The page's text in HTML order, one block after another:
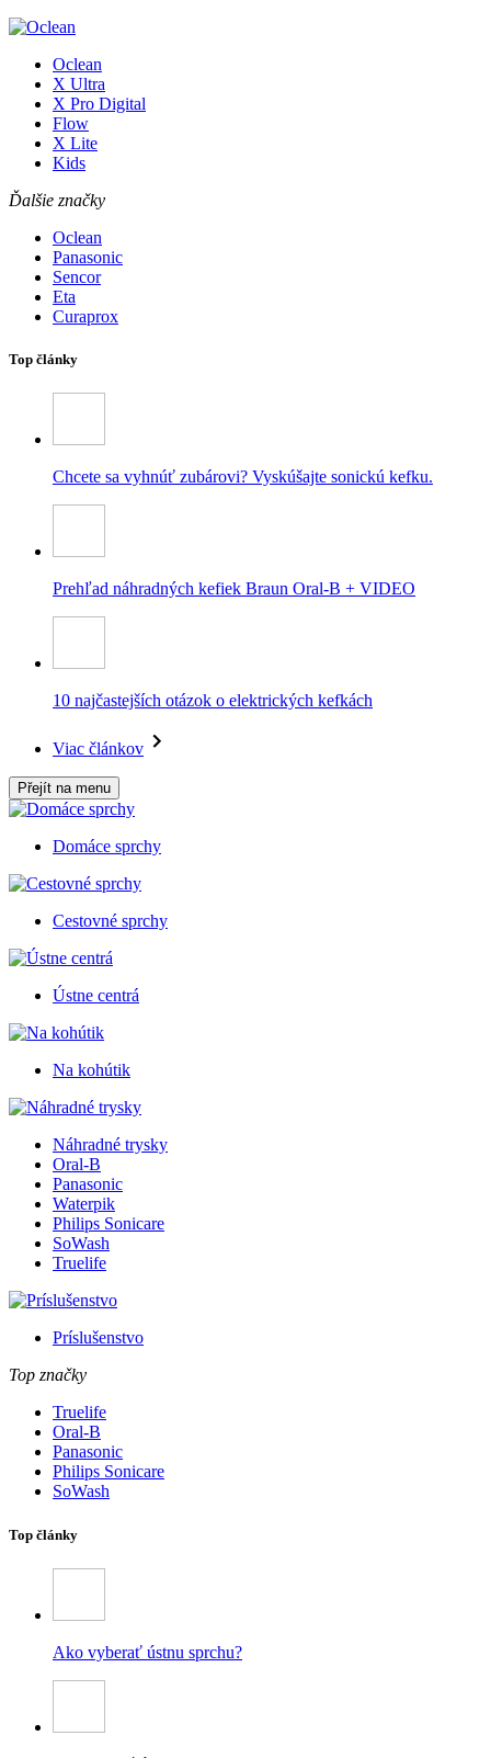
Oclean
X Ultra
X Pro Digital
Flow
X Lite
Kids
Ďalšie značky
Oclean
Panasonic
Sencor
Eta
Curaprox
Top články
Chcete sa vyhnúť zubárovi? Vyskúšajte sonickú kefku.
Prehľad náhradných kefiek Braun Oral-B + VIDEO
10 najčastejších otázok o elektrických kefkách
Viac článkov
Přejít na menu
Domáce sprchy
Cestovné sprchy
Ústne centrá
Na kohútik
Náhradné trysky
Oral-B
Panasonic
Waterpik
Philips Sonicare
SoWash
Truelife
Príslušenstvo
Top značky
Truelife
Oral-B
Panasonic
Philips Sonicare
SoWash
Top články
Ako vyberať ústnu sprchu?